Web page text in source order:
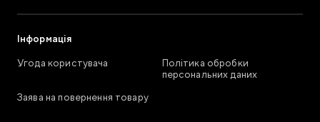
Інформація
Угода користувача
Політика обробки
персональних даних
Заява на повернення товару